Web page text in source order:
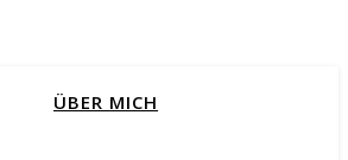
ÜBER MICH